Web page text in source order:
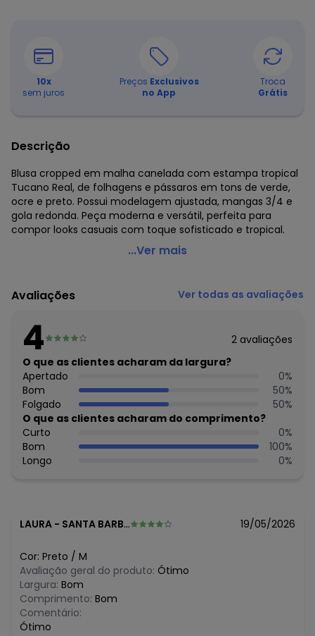
10x
sem juros
Preços Exclusivos
no App
Troca
Grátis
Descrição
Blusa cropped em malha canelada com estampa tropical
Tucano Real, de folhagens e pássaros em tons de verde,
ocre e preto. Possui modelagem ajustada, mangas 3/4 e
gola redonda. Peça moderna e versátil, perfeita para
compor looks casuais com toque sofisticado e tropical.
Farm - Blusa Cropped Tucano Real Preto
Modelagem: Justa
Modelo: Cropped
Forro: Não
Cinto: Não Acompanha
Decote Frente : Redondo
Decote Costas: Redondo
Fornecedor: CIDADE MARAVILHOSA IND E COM DE ROUPAS /
CNPJ 96.116.690/0051-8
Feito: Brasil
Cuidados para conservação do produto: Não Alvejar Não
Secar Em Tambor Temperatura Máxima Da Base Do Ferro
110 C Sem Vapor Não Limpar A Seco Não Deixar De Molho
Composição: 93% Viscose 7% Elastano
...Ver mais
Avaliações Ver todas as avaliações
4 2 avaliações
O que as clientes acharam da largura?
Apertado
0%
Bom
50%
Folgado
50%
O que as clientes acharam do comprimento?
Curto
0%
Bom
100%
Longo
0%
LAURA - SANTA BARBARA D OESTE - SP 19/05/2026
Cor: Preto / M
Avaliação geral do produto: Ótimo
Largura: Bom
Comprimento: Bom
Comentário:
Ótimo